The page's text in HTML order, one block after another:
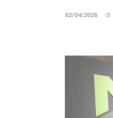
02/04/2026 di